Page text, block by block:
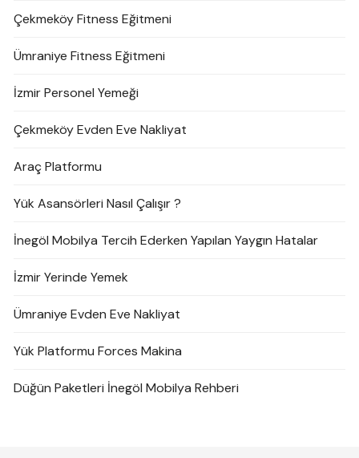
Çekmeköy Fitness Eğitmeni
Ümraniye Fitness Eğitmeni
İzmir Personel Yemeği
Çekmeköy Evden Eve Nakliyat
Araç Platformu
Yük Asansörleri Nasıl Çalışır ?
İnegöl Mobilya Tercih Ederken Yapılan Yaygın Hatalar
İzmir Yerinde Yemek
Ümraniye Evden Eve Nakliyat
Yük Platformu Forces Makina
Düğün Paketleri İnegöl Mobilya Rehberi